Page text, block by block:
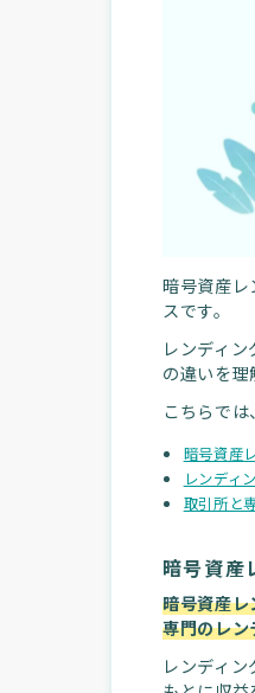
暗号資産
スです。
レンディ
の違いを理
こちらでは
暗号資産
レンディ
取引所と
暗号資産
暗号資産
専門のレ
レンディ